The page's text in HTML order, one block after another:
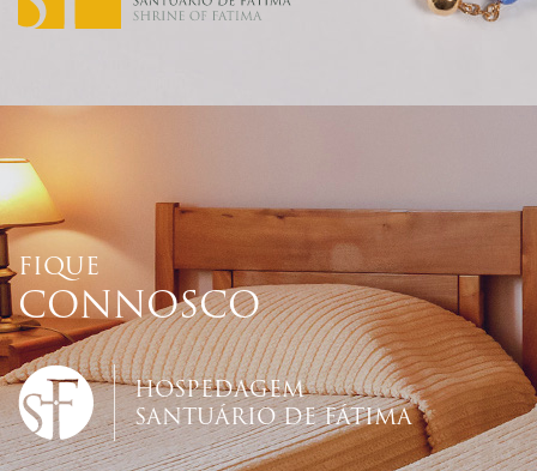
FIQUE
CONNOSCO
HOSPEDAGEM
SANTUÁRIO DE FÁTIMA